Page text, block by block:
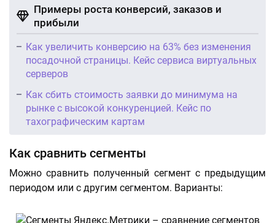
Примеры роста конверсий, заказов и
прибыли
Как увеличить конверсию на 63% без изменения
посадочной страницы. Кейс сервиса виртуальных
серверов
Как сбить стоимость заявки до минимума на
рынке с высокой конкуренцией. Кейс по
тахографическим картам
Как сравнить сегменты
Можно сравнить полученный сегмент с предыдущим
периодом или с другим сегментом. Варианты: